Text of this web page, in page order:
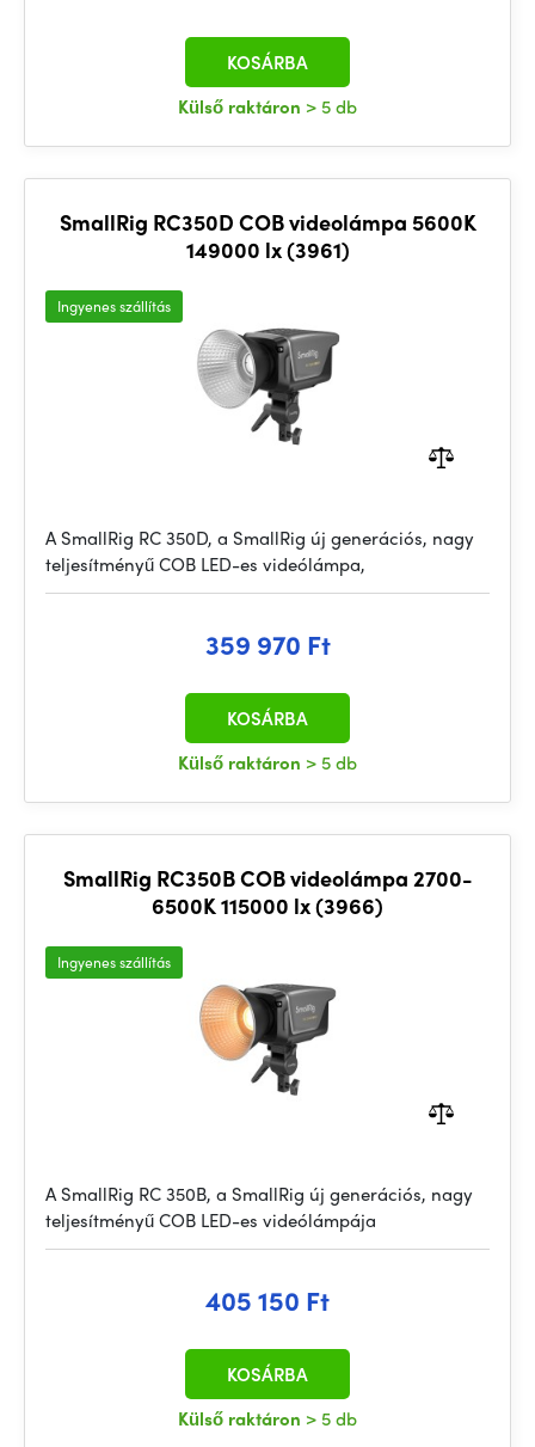
Külső raktáron > 5 db
KOSÁRBA
SmallRig RC350D COB videolámpa 5600K
149000 lx (3961)
Ingyenes szállítás
A SmallRig RC 350D, a SmallRig új generációs, nagy
teljesítményű COB LED-es videólámpa,
359 970 Ft
Külső raktáron > 5 db
KOSÁRBA
SmallRig RC350B COB videolámpa 2700-
6500K 115000 lx (3966)
Ingyenes szállítás
A SmallRig RC 350B, a SmallRig új generációs, nagy
teljesítményű COB LED-es videólámpája
405 150 Ft
Külső raktáron > 5 db
KOSÁRBA